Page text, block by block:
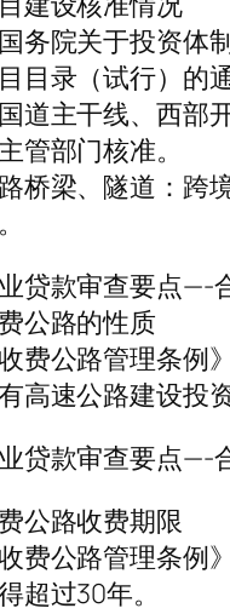
务院关于投资体
目录（试行）的
道主干线、西部
管部门核准。
桥梁、隧道：跨
贷款审查要点—-
公路的性质
费公路管理条例
高速公路建设投
贷款审查要点—-
公路收费期限
费公路管理条例
超过30年。